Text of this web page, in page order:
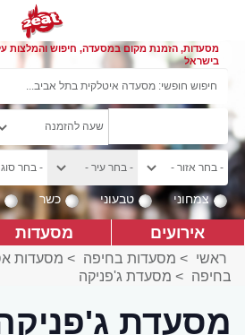
מסעדות, הזמנת מקום במסעדה, חיפוש והמלצות
בישראל
צמחוני טבעוני כשר
אירועים מסעדות
ראשי > מסעדות בחיפה > מסעדות
בחיפה > מסעדת ג'פניקה
מסעדת